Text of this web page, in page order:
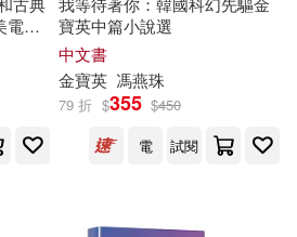
段小勇 編著(1)
社(1)
大學出版社(1)
影/
寶英中篇小說選
中文書
金寶英 馮燕珠
79 折 $355 $450
電
試閱